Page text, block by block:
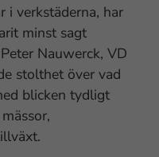
i verkstäderna, har
minst sagt
Nauwerck, VD
stolthet över vad
blicken tydligt